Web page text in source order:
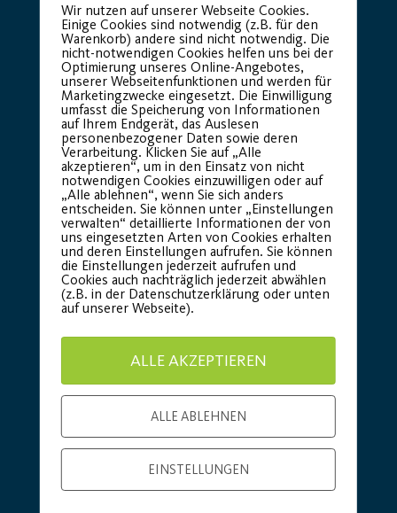
Hauptsponsor Generalausrüster
Premium Partner:
Wir nutzen auf unserer Webseite Cookies.
Einige Cookies sind notwendig (z.B. für den
Warenkorb) andere sind nicht notwendig. Die
nicht-notwendigen Cookies helfen uns bei der
Optimierung unseres Online-Angebotes,
unserer Webseitenfunktionen und werden für
Marketingzwecke eingesetzt. Die Einwilligung
umfasst die Speicherung von Informationen
auf Ihrem Endgerät, das Auslesen
personenbezogener Daten sowie deren
Verarbeitung. Klicken Sie auf „Alle
akzeptieren“, um in den Einsatz von nicht
notwendigen Cookies einzuwilligen oder auf
„Alle ablehnen“, wenn Sie sich anders
entscheiden. Sie können unter „Einstellungen
verwalten“ detaillierte Informationen der von
uns eingesetzten Arten von Cookies erhalten
und deren Einstellungen aufrufen. Sie können
die Einstellungen jederzeit aufrufen und
Cookies auch nachträglich jederzeit abwählen
(z.B. in der Datenschutzerklärung oder unten
auf unserer Webseite).
ALLE AKZEPTIEREN
ALLE ABLEHNEN
EINSTELLUNGEN